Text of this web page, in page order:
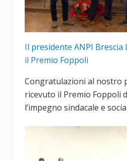
Il presidente ANPI Brescia
il Premio Foppoli
Congratulazioni al nostro
ricevuto il Premio Foppoli
l’impegno sindacale e